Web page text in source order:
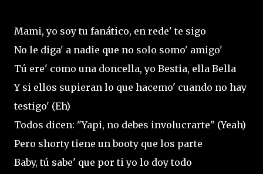
Mami, yo soy tu fanático, en rede' te sigo
No le diga' a nadie que no solo somo' amigo'
Tú ere' como una doncella, yo Bestia, ella Bella
Y si ellos supieran lo que hacemo' cuando no hay
testigo' (Eh)
Todos dicen: "Yapi, no debes involucrarte" (Yeah)
Pero shorty tiene un booty que los parte
Baby, tú sabe' que por ti yo lo doy todo